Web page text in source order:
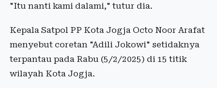
"Itu nanti kami dalami," tutur dia.
Kepala Satpol PP Kota Jogja Octo Noor Arafat
menyebut coretan "Adili Jokowi" setidaknya
terpantau pada Rabu (5/2/2025) di 15 titik
wilayah Kota Jogja.